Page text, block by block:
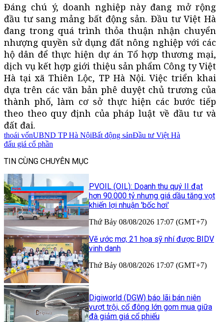
Đáng chú ý, doanh nghiệp này đang mở rộng
đầu tư sang mảng bất động sản. Đầu tư Việt Hà
đang trong quá trình thỏa thuận nhận chuyển
nhượng quyền sử dụng đất nông nghiệp với các
hộ dân để thực hiện dự án Tổ hợp thương mại,
dịch vụ kết hợp giới thiệu sản phẩm Công ty Việt
Hà tại xã Thiên Lộc, TP Hà Nội. Việc triển khai
dựa trên các văn bản phê duyệt chủ trương của
thành phố, làm cơ sở thực hiện các bước tiếp
theo theo quy định của pháp luật về đầu tư và
đất đai.
thoái vốnUBND TP Hà NộiBất động sảnĐầu tư Việt Hà
đấu giá cổ phần
TIN CÙNG CHUYÊN MỤC
PVOIL (OIL): Doanh thu quý II đạt
hơn 90.000 tỷ nhưng giá dầu tăng vọt
khiến lợi nhuận 'bốc hơi'
Thứ Bảy 08/08/2026 17:07 (GMT+7)
Vẽ ước mơ, 21 họa sỹ nhí được BIDV
vinh danh
Thứ Bảy 08/08/2026 17:07 (GMT+7)
Digiworld (DGW) báo lãi bán niên
vượt trội, cổ đông lớn gom mua giữa
đà giảm giá cổ phiếu